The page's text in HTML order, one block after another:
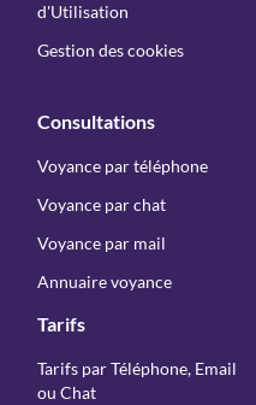
d'Utilisation
Gestion des cookies
Consultations
Voyance par téléphone
Voyance par chat
Voyance par mail
Annuaire voyance
Tarifs
Tarifs par Téléphone, Email
ou Chat